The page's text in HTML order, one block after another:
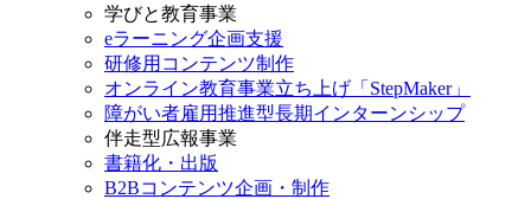
学びと教育事業
eラーニング企画支援
研修用コンテンツ制作
オンライン教育事業立ち上げ「StepMaker」
障がい者雇用推進型長期インターンシップ
伴走型広報事業
書籍化・出版
B2Bコンテンツ企画・制作